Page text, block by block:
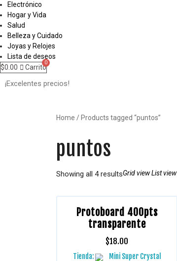
Electrónico
Hogar y Vida
Salud
Belleza y Cuidado
Joyas y Relojes
Lista de deseos
$0.00 Carrito
Home / Products tagged “puntos”
puntos
Showing all 4 resultsGrid viewList view
Protoboard 400pts
transparente
$18.00
Tienda: Mini Super Crystal